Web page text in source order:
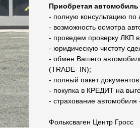
Приобретая
- полную консультацию по
- возможность осмотра
- проведем проверку ЛКП
- юридическую чистоту
- обмен Вашего
(TRADЕ- IN);
- полный пакет
- покупка в КРЕДИТ на
- страхование
Фольксваген Центр Гросс